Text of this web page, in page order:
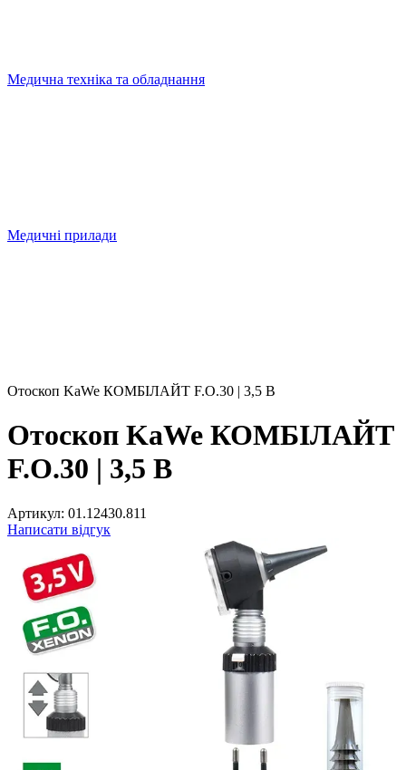
Медична техніка та обладнання
Медичні прилади
Отоскоп KaWe КОМБІЛАЙТ F.O.30 | 3,5 В
Отоскоп KaWe КОМБІЛАЙТ
F.O.30 | 3,5 В
Артикул: 01.12430.811
Написати відгук